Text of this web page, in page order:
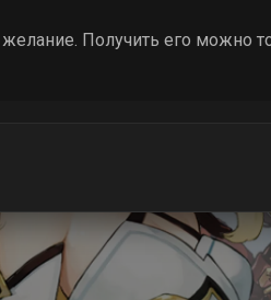
Получить его можно